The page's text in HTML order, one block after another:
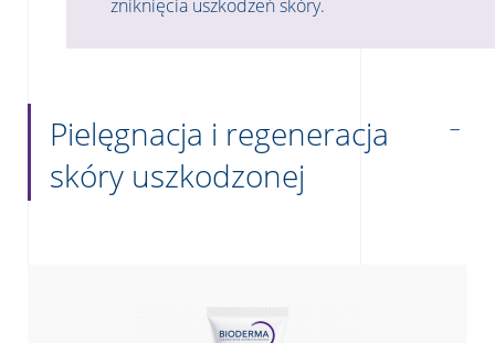
zniknięcia uszkodzeń skóry.
Pielęgnacja i regeneracja
skóry uszkodzonej